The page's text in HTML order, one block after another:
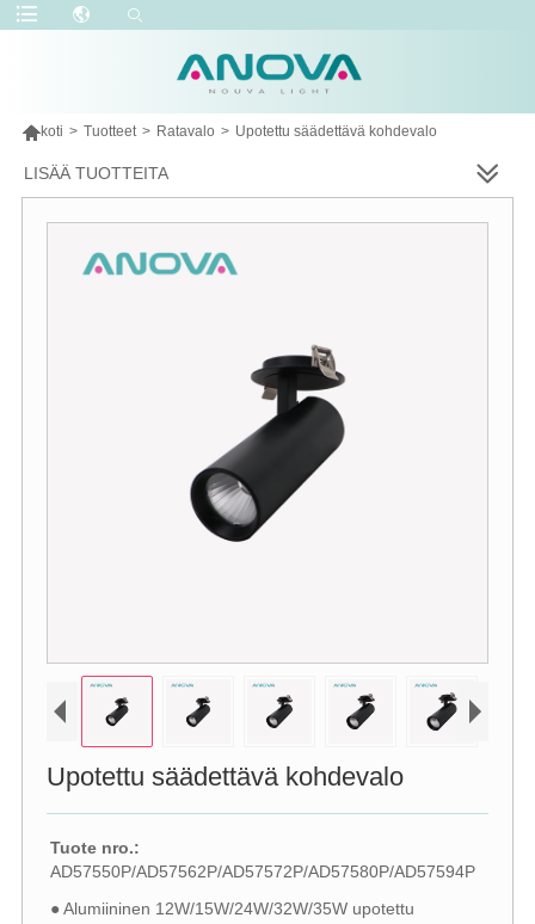
koti > Tuotteet > Ratavalo > Upotettu säädettävä kohdevalo
LISÄÄ TUOTTEITA
Upotettu säädettävä kohdevalo
Tuote nro.:
AD57550P/AD57562P/AD57572P/AD57580P/AD57594P
● Alumiininen 12W/15W/24W/32W/35W upotettu